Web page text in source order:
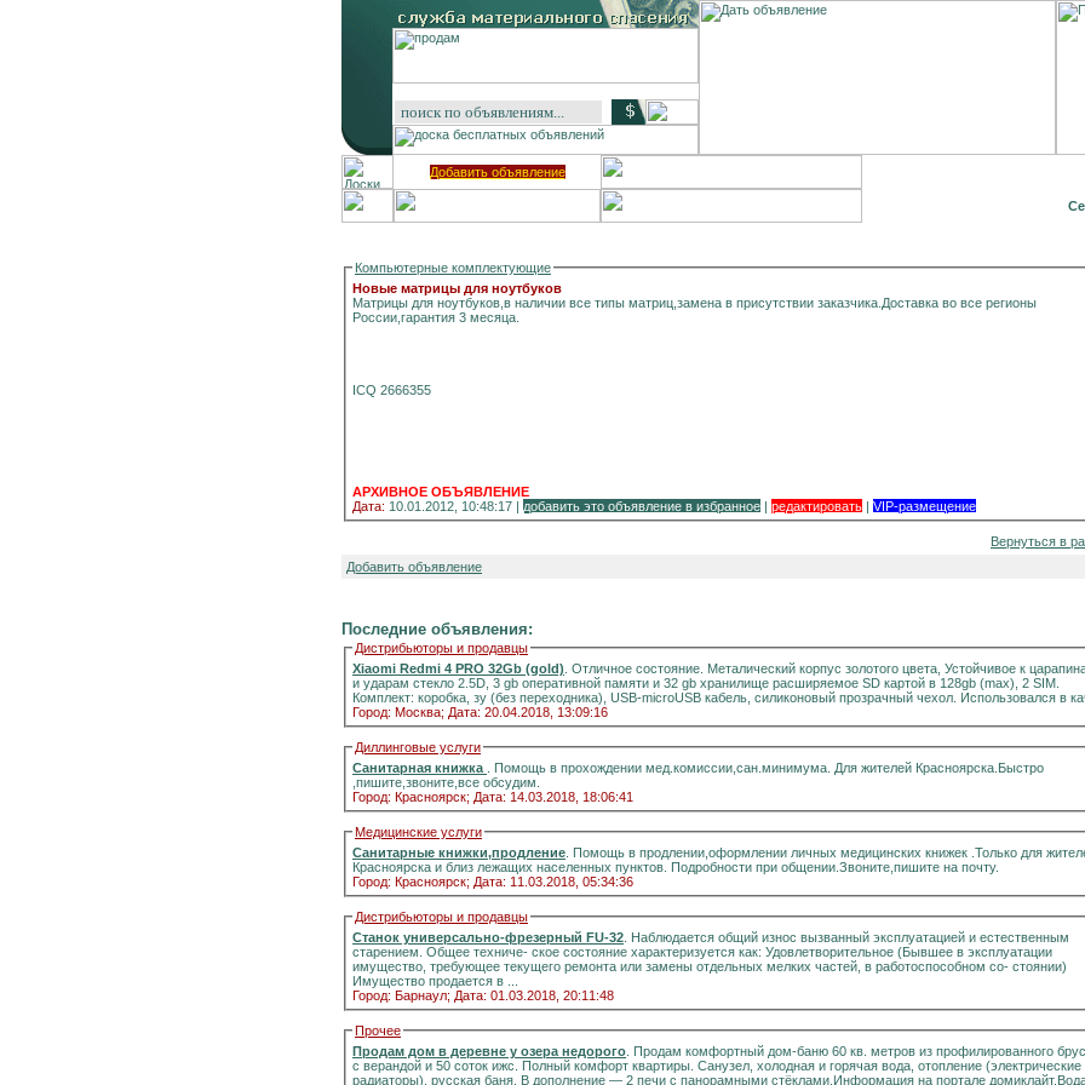
Добавить объявление
Компьютерные комплектующие
Новые матрицы для ноутбуков
Матрицы для ноутбуков,в наличии все типы матриц,замена в присутствии заказчика.Доставка во все регионы
России,гарантия 3 месяца.
ICQ 2666355
АРХИВНОЕ ОБЪЯВЛЕНИЕ
Дата: 10.01.2012, 10:48:17 | добавить это объявление в избранное | редактировать | VIP-размещение
Вернуться в
Добавить объявление
Последние объявления:
Дистрибьюторы и продавцы
Xiaomi Redmi 4 PRO 32Gb (gold) . Отличное состояние. Металический корпус золотого цвета, Устойчивое к
и ударам стекло 2.5D, 3 gb оперативной памяти и 32 gb хранилище расширяемое SD картой в 128gb (max), 2 SIM.
Комплект: коробка, зу (без переходника), USB-microUSB кабель, силиконовый прозрачный чехол. Использовался в
Город: Москва; Дата: 20.04.2018, 13:09:16
Диллинговые услуги
Санитарная книжка
. Помощь в прохождении мед.комиссии,сан.минимума. Для жителей Красноярска.Быстро
,пишите,звоните,все обсудим.
Город: Красноярск; Дата: 14.03.2018, 18:06:41
Медицинские услуги
Санитарные книжки,продление . Помощь в продлении,оформлении личных медицинских книжек .Только для
Красноярска и близ лежащих населенных пунктов. Подробности при общении.Звоните,пишите на почту.
Город: Красноярск; Дата: 11.03.2018, 05:34:36
Дистрибьюторы и продавцы
Станок универсально-фрезерный FU-32 . Наблюдается общий износ вызванный эксплуатацией и естественным
старением. Общее техниче- ское состояние характеризуется как: Удовлетворительное (Бывшее в эксплуатации
имущество, требующее текущего ремонта или замены отдельных мелких частей, в работоспособном со- стоянии)
Имущество продается в ...
Город: Барнаул; Дата: 01.03.2018, 20:11:48
Прочее
Продам дом в деревне у озера недорого . Продам комфортный дом-баню 60 кв. метров из профилированного бруса
с верандой и 50 соток ижс. Полный комфорт квартиры. Санузел, холодная и горячая вода, отопление (электрические
радиаторы), русская баня. В дополнение — 2 печи с панорамными стёклами.Информация на портале домиклайт.Вода